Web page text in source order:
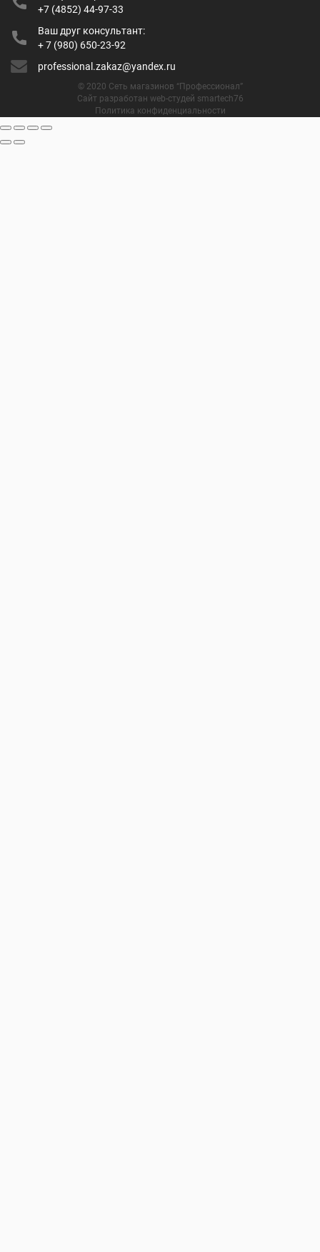
+7 (4852) 44-97-33
Ваш друг консультант:
+ 7 (980) 650-23-92
professional.zakaz@yandex.ru
© 2020 Сеть магазинов “Профессионал”
Сайт разработан web-студей smartech76
Политика конфиденциальности